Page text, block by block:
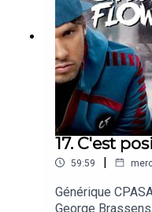
17. C'est
59:59 |
Générique
George